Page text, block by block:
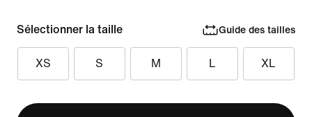
Sélectionner la taille Guide des tailles
XS S M L XL